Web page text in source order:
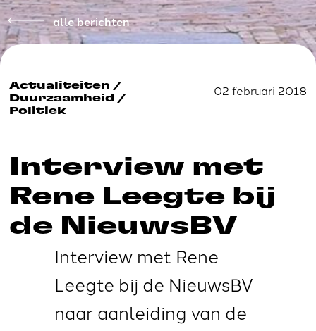
alle berichten
Actualiteiten /
Duurzaamheid /
Politiek
02 februari 2018
Interview met
Rene Leegte bij
de NieuwsBV
Interview met Rene
Leegte bij de NieuwsBV
naar aanleiding van de